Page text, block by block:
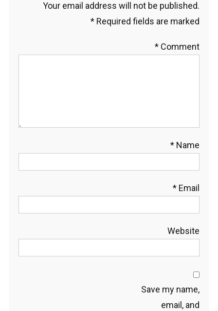
Your email address will not be published.
Required fields are marked
*
Comment
*
Name
*
Email
*
Website
Save my name,
email, and